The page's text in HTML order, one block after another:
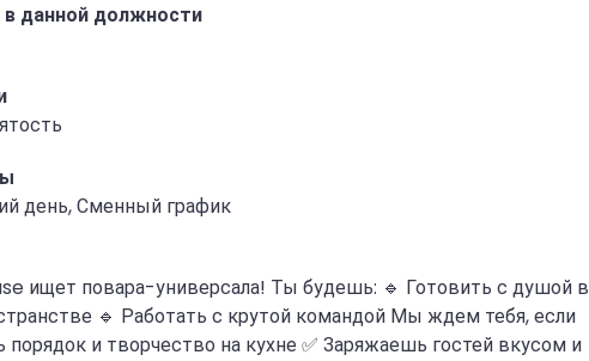
данной должности
день, Сменный график
ищет повара-универсала! Ты будешь: 🔹 Готовить с душой в
🔹 Работать с крутой командой Мы ждем тебя, если
и творчество на кухне ✅ Заряжаешь гостей вкусом и